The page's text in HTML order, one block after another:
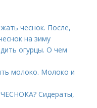
чеснок. После,
на зиму
огурцы. О чем
молоко. Молоко и
Сидераты,